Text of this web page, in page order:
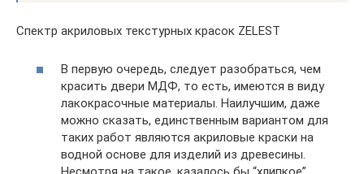
Спектр акриловых текстурных красок ZELEST
В первую очередь, следует разобраться, чем
красить двери МДФ, то есть, имеются в виду
лакокрасочные материалы. Наилучшим, даже
можно сказать, единственным вариантом для
таких работ являются акриловые краски на
водной основе для изделий из древесины.